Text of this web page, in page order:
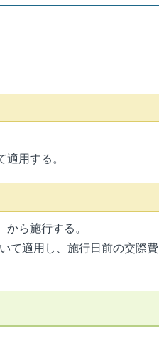
用する。
ら施行する。
て適用し、施行日前の交際費